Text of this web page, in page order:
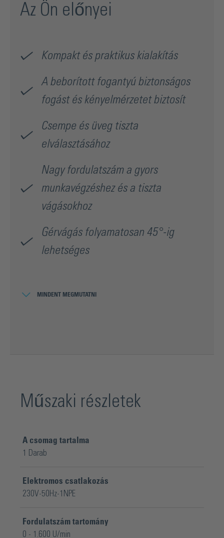
az előnye, hiszen a töréskor keletkező repedezés miatt
keletkező selejt aránya így jelentősen csökkenthető.
Az Ön előnyei
Kompakt és praktikus kialakítás
A beborított fogantyú biztonságos
fogást és kényelmérzetet biztosít
Csempe és üveg tiszta
elválasztásához
Nagy fordulatszám a gyors
munkavégzéshez és a tiszta
vágásokhoz
Gérvágás folyamatosan 45°-ig
lehetséges
A nagy, 0,5 literes víztartály hosszú,
MINDENT MEGMUTATNI
Műszaki részletek
A csomag tartalma
1 Darab
Elektromos csatlakozás
230V-50Hz-1NPE
Fordulatszám tartomány
0 - 1.600 U/min